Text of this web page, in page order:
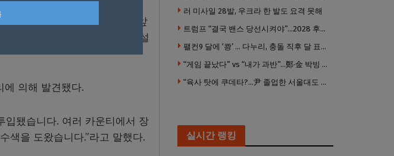
봤다.
기도했어요. 고개를 들었더니 앞
.”라고 당시의 극적인 상황을 설
에 의해 발견됐다.
입됐습니다. 여러 카운티에서 장
색을 도왔습니다.”라고 말했다.
러 미사일 28발, 우크라 한 발도 요격 못해
트럼프 “결국 밴스 당선시켜야”…2028 후계 구도 힘 싣나
팰컨9 달에 ‘쾅’ … 다누리, 충돌 직후 달 표면 촬영 유일 탐사선
“게임 끝났다” vs “내가 과반”…鄭·金 박빙 전대 서로 우위 주장
“육사 탓에 쿠데타?…尹 졸업한 서울대도 없애야 하나”
실시간 랭킹